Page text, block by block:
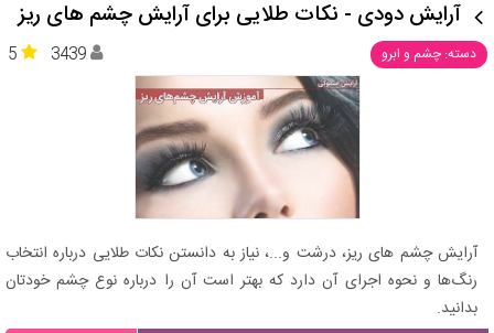
آرایش دودی - نکات طلایی برای آرایش چشم های ریز
دسته: چشم و ابرو 5 3439
آرایش چشم های ریز، درشت و...، نیاز به دانستن نکات طلایی درباره انتخاب
رنگ‌ها و نحوه اجرای آن دارد که بهتر است آن را درباره نوع چشم خودتان
بدانید.